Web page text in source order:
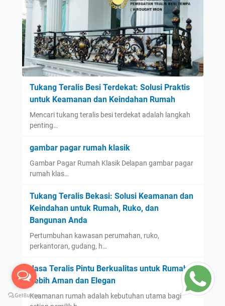
Tukang Teralis Besi Terdekat: Solusi Praktis
untuk Keamanan dan Keindahan Rumah
Mencari tukang teralis besi terdekat adalah langkah
penting…
gambar pagar rumah klasik
Gambar Pagar Rumah Klasik Delapan gambar pagar
rumah klas…
Tukang Teralis Bekasi: Solusi Keamanan dan
Keindahan untuk Rumah, Ruko, dan
Bangunan Anda
Pertumbuhan kawasan perumahan, ruko,
perkantoran, gudang, h…
Jasa Teralis Pintu Berkualitas untuk Rumah
Lebih Aman dan Elegan
Keamanan rumah adalah kebutuhan utama bagi